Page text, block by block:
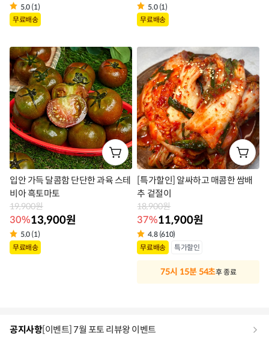
5.0 (1)
상
라
벨
무료배송
5.0 (1)
상
라
벨
무료배송
입안 가득 달콤함 단단한 과육 스테
비아 흑토마토
19,900원
30%13,900원
5.0 (1)
상
무료배송
[특가할인] 알싸하고 매콤한 쌈배
추 겉절이
18,900원
37%11,900원
4.8 (610)
상
무료배송 특가할인
75시 15분 53초후 종료
공지사항[이벤트] 7월 포토 리뷰왕 이벤트